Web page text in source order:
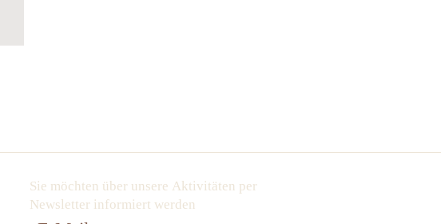
Sie möchten über unsere Aktivitäten per
Newsletter informiert werden